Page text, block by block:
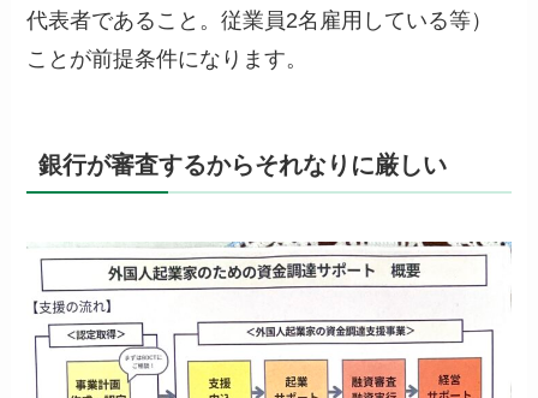
代表者であること。従業員2名雇用している等）
ことが前提条件になります。
銀行が審査するからそれなりに厳しい